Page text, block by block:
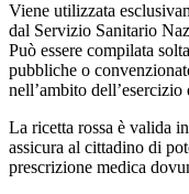
Viene utilizzata
dal Servizio Sanitario
Può essere compilata
pubbliche o
nell’ambito
La ricetta rossa è valida
assicura al cittadino di
prescrizione medica